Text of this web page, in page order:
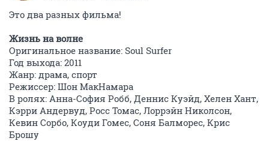
Это два разных фильма!
Жизнь на волне
Оригинальное название: Soul Surfer
Год выхода: 2011
Жанр: драма, спорт
Режиссер: Шон МакНамара
В ролях: Анна-Cофия Робб, Деннис Куэйд, Хелен Хант,
Кэрри Андервуд, Росс Томас, Лоррэйн Николсон,
Кевин Сорбо, Коуди Гомес, Соня Балморес, Крис
Брошу